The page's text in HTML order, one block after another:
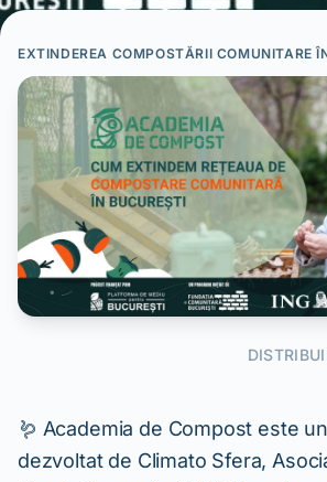
EXTINDEREA COMPOSTĂRII COMUNITARE
🪱 Academia de Compost este
dezvoltat de Climato Sfera,